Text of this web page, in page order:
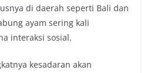
di daerah seperti Bali dan
ayam sering kali
interaksi sosial.
kesadaran akan